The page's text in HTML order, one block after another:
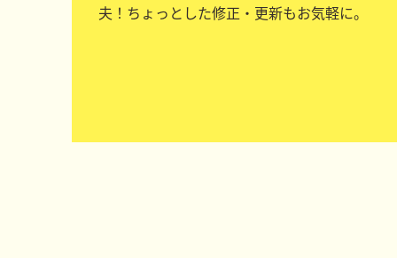
夫！ちょっとした修正・更新もお気軽に。